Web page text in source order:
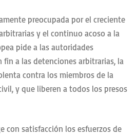
preocupada por el creciente
y el continuo acoso a la
pide a las autoridades
fin a las detenciones arbitrarias, la
contra los miembros de la
y que liberen a todos los presos
con satisfacción los esfuerzos de